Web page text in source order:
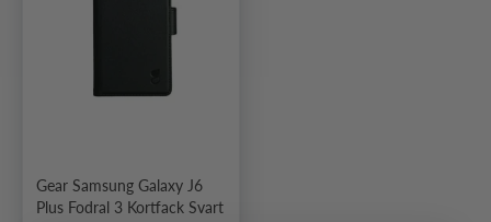
Gear Samsung Galaxy J6
Plus Fodral 3 Kortfack Svart